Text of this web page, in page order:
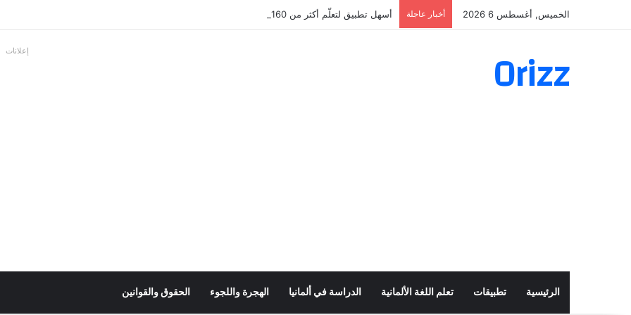
الخميس, أغسطس 6 2026 أخبار عاجلة أسهل تطبيق لتعلّم أكثر من 160 ألف فعل بالألمانية
Orizz إعلانات
الرئيسية تطبيقات تعلم اللغة الألمانية الدراسة في ألمانيا الهجرة واللجوء الحقوق والقوانين